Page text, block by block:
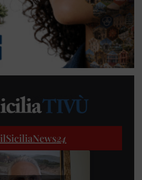
ilSiciliaNews24